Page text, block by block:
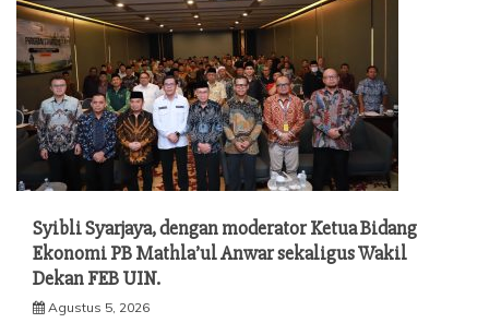
Syibli Syarjaya, dengan moderator Ketua Bidang
Ekonomi PB Mathla’ul Anwar sekaligus Wakil
Dekan FEB UIN.
Agustus 5, 2026